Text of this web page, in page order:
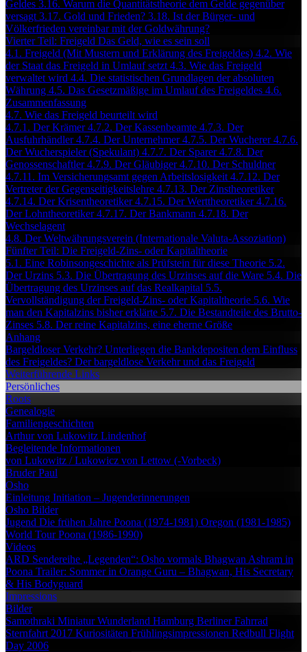
Geldes 3.16. Warum die Quantitätstheorie dem Gelde gegenüber
versagt 3.17. Gold und Frieden? 3.18. Ist der Bürger- und
Völkerfrieden vereinbar mit der Goldwährung?
Vierter Teil: Freigeld Das Geld, wie es sein soll
4.1. Freigeld (Mit Mustern und Erklärung des Freigeldes) 4.2. Wie
der Staat das Freigeld in Umlauf setzt 4.3. Wie das Freigeld
verwaltet wird 4.4. Die statistischen Grundlagen der absoluten
Währung 4.5. Das Gesetzmäßige im Umlauf des Freigeldes 4.6.
Zusammenfassung
4.7. Wie das Freigeld beurteilt wird
4.7.1. Der Krämer4.7.2. Der Kassenbeamte 4.7.3. Der
Ausfuhrhändler4.7.4. Der Unternehmer4.7.5. Der Wucherer4.7.6.
Der Wucherspieler (Spekulant) 4.7.7. Der Sparer4.7.8. Der
Genossenschaftler4.7.9. Der Gläubiger4.7.10. Der Schuldner
4.7.11. Im Versicherungsamt gegen Arbeitslosigkeit 4.7.12. Der
Vertreter der Gegenseitigkeitslehre 4.7.13. Der Zinstheoretiker
4.7.14. Der Krisentheoretiker4.7.15. Der Werttheoretiker4.7.16.
Der Lohntheoretiker4.7.17. Der Bankmann 4.7.18. Der
Wechselagent
4.8. Der Weltwährungsverein (Internationale Valuta-Assoziation)
Fünfter Teil: Die Freigeld-Zins- oder Kapitaltheorie
5.1. Eine Robinsongeschichte als Prüfstein für diese Theorie 5.2.
Der Urzins 5.3. Die Übertragung des Urzinses auf die Ware 5.4. Die
Übertragung des Urzinses auf das Realkapital 5.5.
Vervollständigung der Freigeld-Zins- oder Kapitaltheorie 5.6. Wie
man den Kapitalzins bisher erklärte 5.7. Die Bestandteile des Brutto-
Zinses 5.8. Der reine Kapitalzins, eine eherne Größe
Anhang
Bargeldloser Verkehr? Unterliegen die Bankdepositen dem Einfluss
des Freigeldes? Der bargeldlose Verkehr und das Freigeld
Weiterführende Links
Persönliches
Roots
Genealogie
Familiengeschichten
Arthur von Lukowitz Lindenhof
Begleitende Informationen
von Lukowitz / Lukowicz von Lettow (-Vorbeck)
Bruder Paul
Osho
Einleitung Initiation – Jugenderinnerungen
Osho Bilder
Jugend Die frühen Jahre Poona (1974-1981) Oregon (1981-1985)
World TourPoona (1986-1990)
Videos
ARD Sendereihe „Legenden“: Osho vormals Bhagwan Ashram in
Poona Trailer: Sommer in Orange Guru – Bhagwan, His Secretary
& His Bodyguard
Impressions
Bilder
Samothraki Miniatur Wunderland Hamburg Berliner Fahrrad
Sternfahrt 2017 Kuriositäten Frühlingsimpressionen Redbull Flight
Day 2006